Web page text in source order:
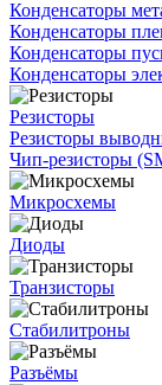
Конденсаторы
Конденсаторы
Конденсаторы
Конденсаторы
Резисторы
Резисторы
Чип-резисторы
Микросхемы
Диоды
Транзисторы
Стабилитроны
Разъёмы